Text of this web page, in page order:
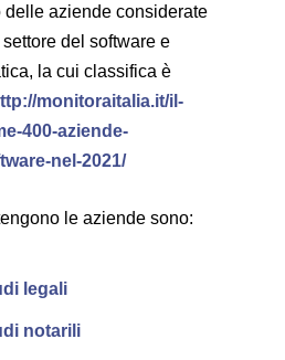
delle aziende considerate
del software e
la cui classifica è
monitoraitalia.it/il-
400-aziende-
nel-2021/
le aziende sono:
legali
notarili